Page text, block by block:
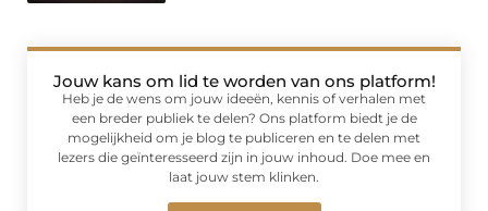
Jouw kans om lid te worden van ons platform!
Heb je de wens om jouw ideeën, kennis of verhalen met
een breder publiek te delen? Ons platform biedt je de
mogelijkheid om je blog te publiceren en te delen met
lezers die geïnteresseerd zijn in jouw inhoud. Doe mee en
laat jouw stem klinken.